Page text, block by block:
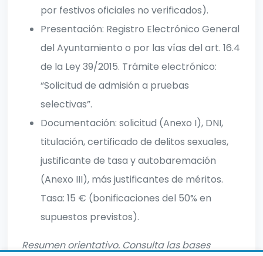
por festivos oficiales no verificados).
Presentación: Registro Electrónico General
del Ayuntamiento o por las vías del art. 16.4
de la Ley 39/2015. Trámite electrónico:
“Solicitud de admisión a pruebas
selectivas”.
Documentación: solicitud (Anexo I), DNI,
titulación, certificado de delitos sexuales,
justificante de tasa y autobaremación
(Anexo III), más justificantes de méritos.
Tasa: 15 € (bonificaciones del 50% en
supuestos previstos).
Resumen orientativo. Consulta las bases